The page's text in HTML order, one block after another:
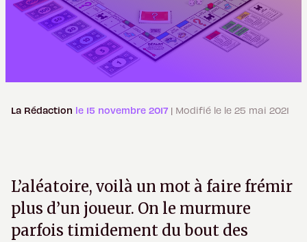
La Rédaction le 15 novembre 2017 | Modifié le le 25 mai 2021
L’aléatoire, voilà un mot à faire frémir
plus d’un joueur. On le murmure
parfois timidement du bout des